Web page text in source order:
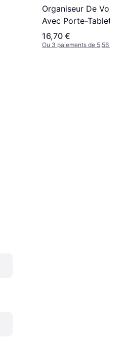
Organiseur De Voiture
Avec Porte-Tablette
Poches Multiples
Noir
16,70 €
Ou 3 paiements de 5,56 €